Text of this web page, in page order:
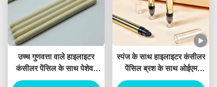
उच्च गुणवत्ता वाले हाइलाइटर
कंसीलर पेंसिल के साथ पेशेवर
डबल एंड पैलेट ट्यूब आइशैडो
स्पंज के साथ हाइलाइटर कंसीलर
पेंसिल ब्रश के साथ ओईएम
कंसीलर फाउंडेशन स्टिक ट्यूब